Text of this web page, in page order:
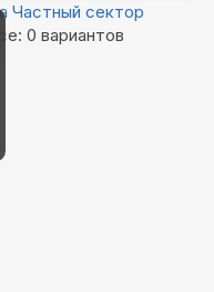
Частный сектор
0 вариантов